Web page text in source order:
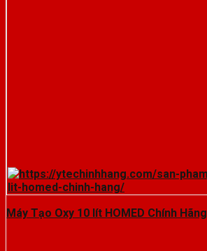
Máy Tạo Oxy 10 lít HOMED Chính Hãng